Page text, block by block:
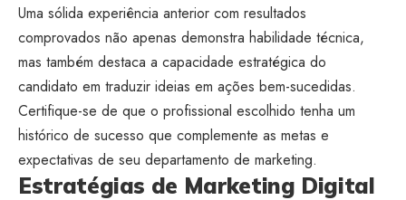
Uma sólida experiência anterior com resultados
comprovados não apenas demonstra habilidade técnica,
mas também destaca a capacidade estratégica do
candidato em traduzir ideias em ações bem-sucedidas.
Certifique-se de que o profissional escolhido tenha um
histórico de sucesso que complemente as metas e
expectativas de seu departamento de marketing.
Estratégias de Marketing Digital